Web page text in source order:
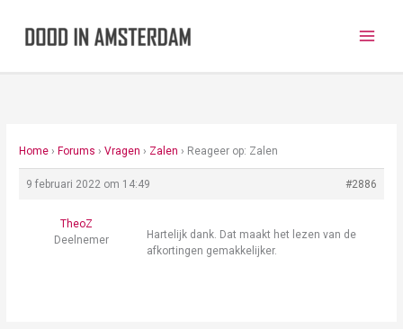
Home › Forums › Vragen › Zalen › Reageer op: Zalen
9 februari 2022 om 14:49 #2886
TheoZ
Deelnemer
Hartelijk dank. Dat maakt het lezen van de
afkortingen gemakkelijker.